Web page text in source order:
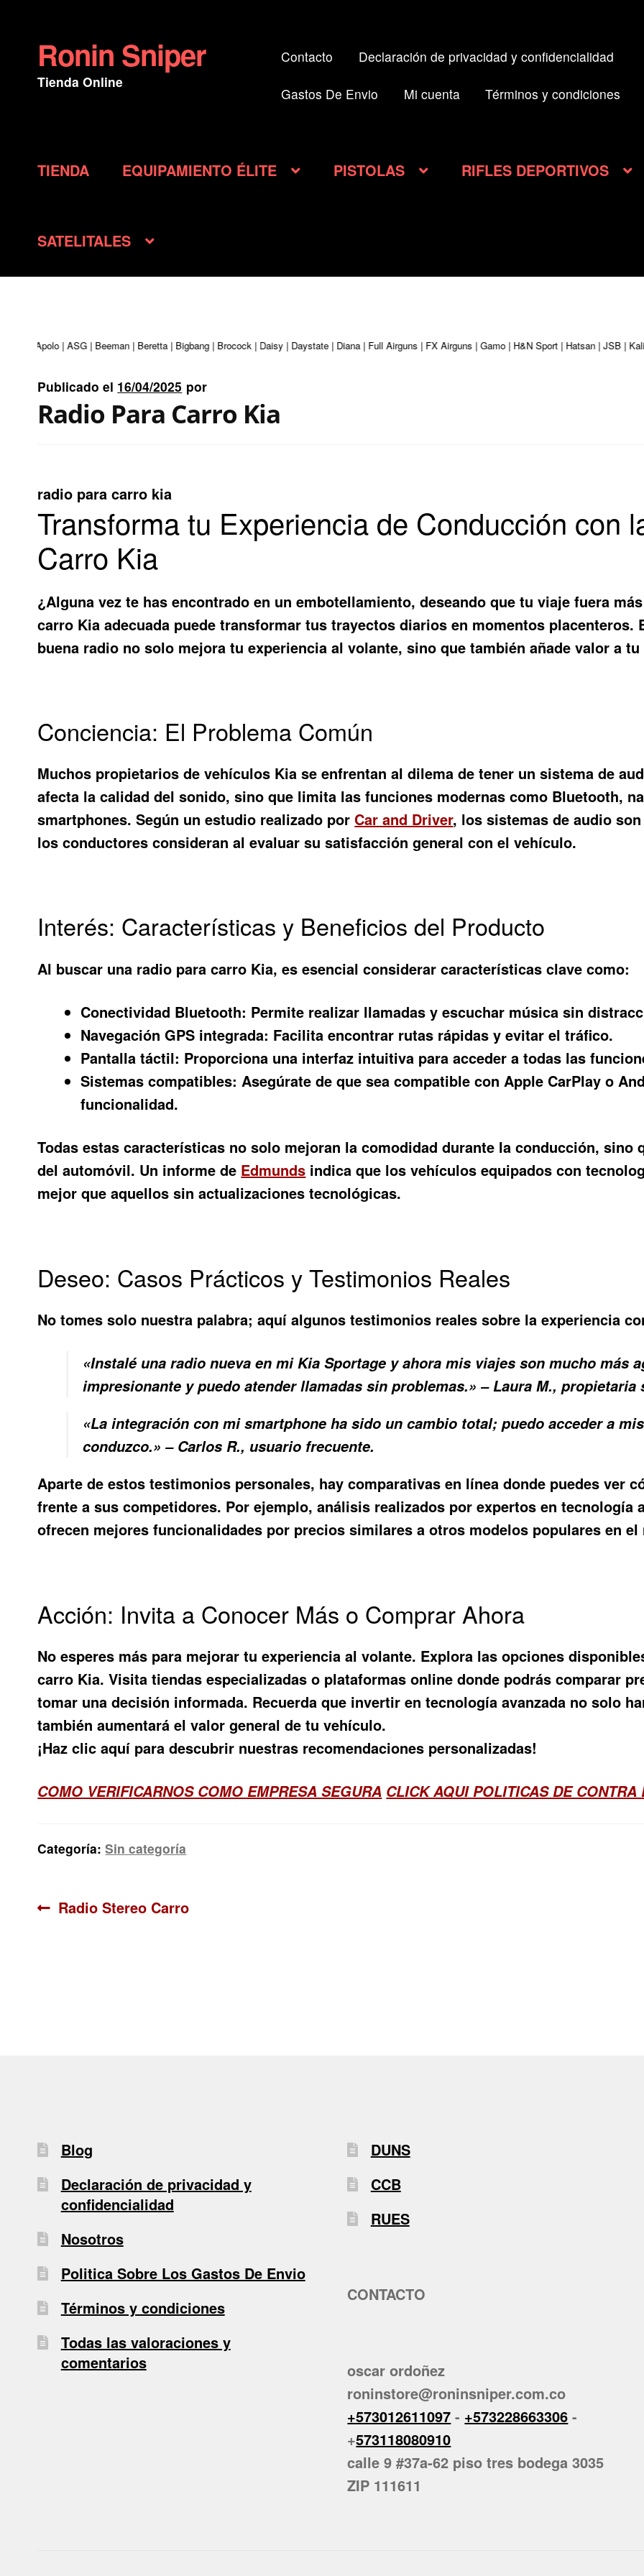
Ir
a
la
Ir
al
contenido
Ronin Sniper
Tienda Online
Contacto Declaración de privacidad y confidencialidad
Gastos De Envio Mi cuenta Términos y condiciones
TIENDA EQUIPAMIENTO ÉLITE PISTOLAS RIFLES DEPORTIVOS
SATELITALES
| Apolo | ASG | Beeman | Beretta | Bigbang | Brocock | Daisy | Daystate | Diana | Full Airguns | FX Airguns | Gamo | H&N Sport | Hatsan | JSB |
Publicado el 16/04/2025 por
Radio Para Carro Kia
radio para carro kia
Transforma tu Experiencia de Conducción con
Carro Kia
¿Alguna vez te has encontrado en un embotellamiento, deseando que tu viaje fuera
carro Kia adecuada puede transformar tus trayectos diarios en momentos
buena radio no solo mejora tu experiencia al volante, sino que también añade valor a
Conciencia: El Problema Común
Muchos propietarios de vehículos Kia se enfrentan al dilema de tener un sistema de
afecta la calidad del sonido, sino que limita las funciones modernas como Bluetooth,
smartphones. Según un estudio realizado por Car and Driver, los sistemas de audio
los conductores consideran al evaluar su satisfacción general con el vehículo.
Interés: Características y Beneficios del Producto
Al buscar una radio para carro Kia, es esencial considerar características clave como:
Conectividad Bluetooth: Permite realizar llamadas y escuchar música sin
Navegación GPS integrada: Facilita encontrar rutas rápidas y evitar el tráfico.
Pantalla táctil: Proporciona una interfaz intuitiva para acceder a todas las
Sistemas compatibles: Asegúrate de que sea compatible con Apple CarPlay o
funcionalidad.
Todas estas características no solo mejoran la comodidad durante la conducción, sino
del automóvil. Un informe de Edmunds indica que los vehículos equipados con
mejor que aquellos sin actualizaciones tecnológicas.
Deseo: Casos Prácticos y Testimonios Reales
No tomes solo nuestra palabra; aquí algunos testimonios reales sobre la experiencia
«Instalé una radio nueva en mi Kia Sportage y ahora mis viajes son mucho más
impresionante y puedo atender llamadas sin problemas.» – Laura M., propietaria
«La integración con mi smartphone ha sido un cambio total; puedo acceder a
conduzco.» – Carlos R., usuario frecuente.
Aparte de estos testimonios personales, hay comparativas en línea donde puedes ver
frente a sus competidores. Por ejemplo, análisis realizados por expertos en tecnología
ofrecen mejores funcionalidades por precios similares a otros modelos populares en el
Acción: Invita a Conocer Más o Comprar Ahora
No esperes más para mejorar tu experiencia al volante. Explora las opciones
carro Kia. Visita tiendas especializadas o plataformas online donde podrás comparar
tomar una decisión informada. Recuerda que invertir en tecnología avanzada no solo
también aumentará el valor general de tu vehículo.
¡Haz clic aquí para descubrir nuestras recomendaciones personalizadas!
COMO VERIFICARNOS COMO EMPRESA SEGURA CLICK AQUI POLITICAS DE CONTRA
Categoría:Sin categoría
Navegación
Anterior:
Radio Stereo Carro
Blog
Declaración de privacidad y
confidencialidad
Nosotros
Politica Sobre Los Gastos De Envio
Términos y condiciones
Todas las valoraciones y
comentarios
DUNS
CCB
RUES
CONTACTO
oscar ordoñez
roninstore@roninsniper.com.co
+573012611097 - +573228663306 -
+573118080910
calle 9 #37a-62 piso tres bodega 3035
ZIP 111611